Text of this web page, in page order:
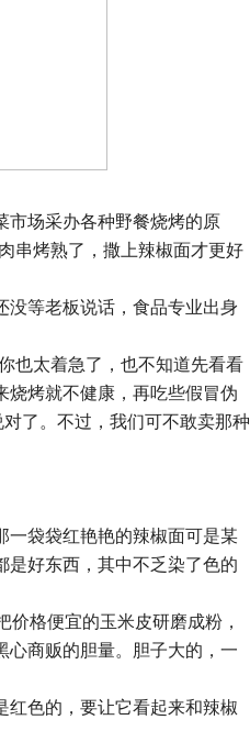
市场采办各种野餐烧烤的原
串烤熟了，撒上辣椒面才更好
没等老板说话，食品专业出身
也太着急了，也不知道先看看
烧烤就不健康，再吃些假冒伪
了。不过，我们可不敢卖那种
一袋袋红艳艳的辣椒面可是某
是好东西，其中不乏染了色的
格便宜的玉米皮研磨成粉，
心商贩的胆量。胆子大的，一
红色的，要让它看起来和辣椒